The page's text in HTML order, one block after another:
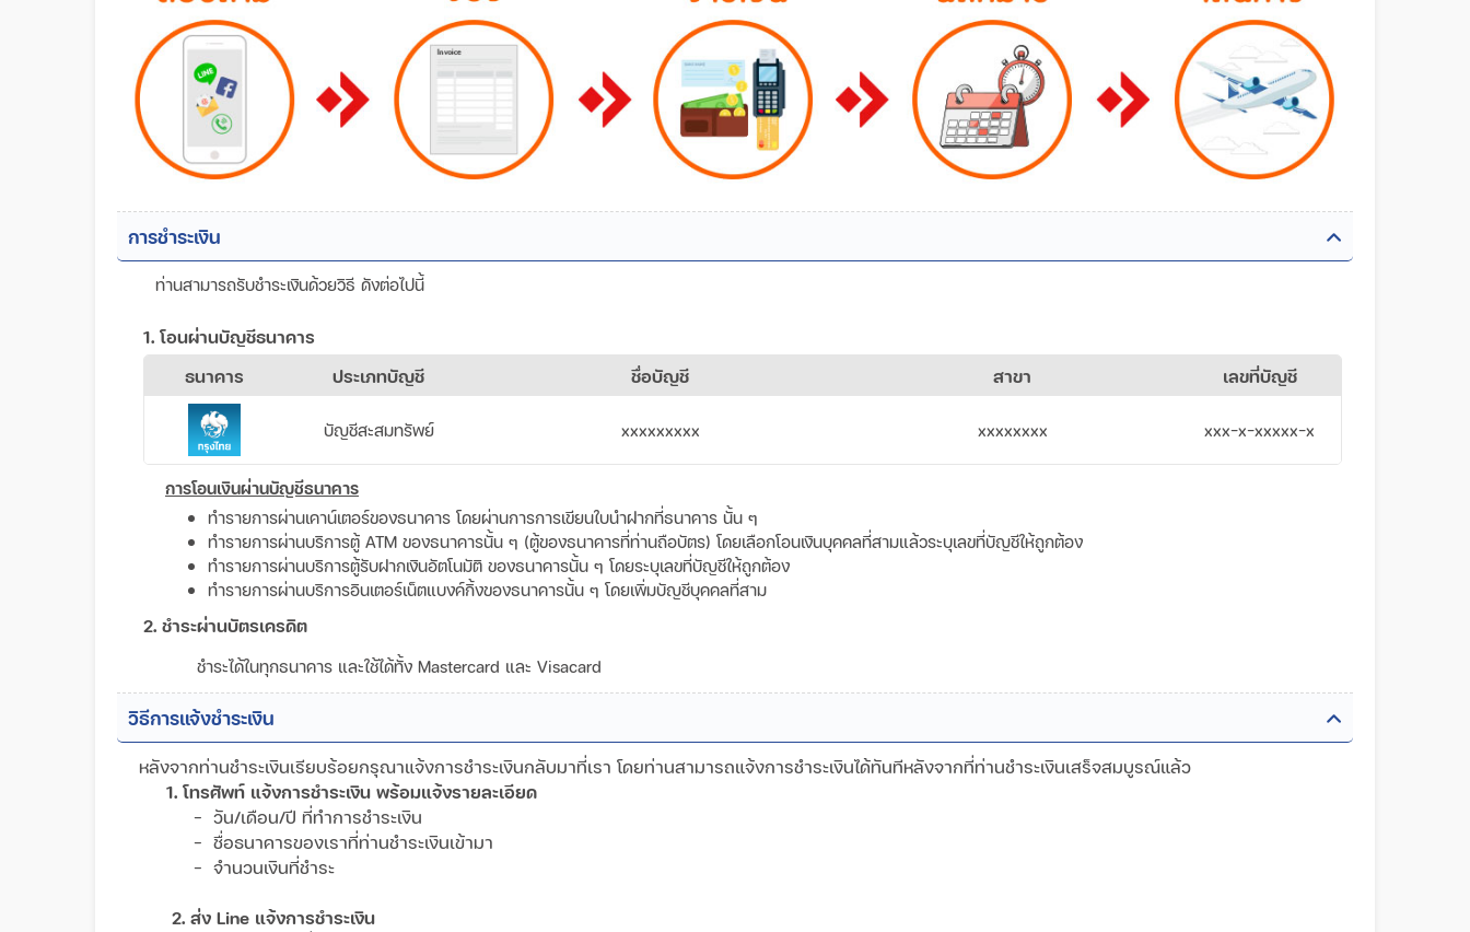
การชำระเงิน
ท่านสามารถรับชำระเงินด้วยวิธี ดังต่อไปนี้
1. โอนผ่านบัญชีธนาคาร
ธนาคาร
ประเภทบัญชี ชื่อบัญชี สาขา เลขที่บัญชี
บัญชีสะสมทรัพย์ xxxxxxxxx xxxxxxxx xxx-x-xxxxx-x
การโอนเงินผ่านบัญชีธนาคาร
ทำรายการผ่านเคาน์เตอร์ของธนาคาร โดยผ่านการการเขียนใบนำฝากที่ธนาคาร นั้น ๆ
ทำรายการผ่านบริการตู้ ATM ของธนาคารนั้น ๆ (ตู้ของธนาคารที่ท่านถือบัตร) โดยเลือกโอนเงินบุคคลที่สามแล้วระบุเลขที่บัญชีให้ถูกต้อง
ทำรายการผ่านบริการตู้รับฝากเงินอัตโนมัติ ของธนาคารนั้น ๆ โดยระบุเลขที่บัญชีให้ถูกต้อง
ทำรายการผ่านบริการอินเตอร์เน็ตแบงค์กิ้งของธนาคารนั้น ๆ โดยเพิ่มบัญชีบุคคลที่สาม
2. ชำระผ่านบัตรเครดิต
ชำระได้ในทุกธนาคาร และใช้ได้ทั้ง Mastercard และ Visacard
วิธีการแจ้งชำระเงิน
หลังจากท่านชำระเงินเรียบร้อยกรุณาแจ้งการชำระเงินกลับมาที่เรา โดยท่านสามารถแจ้งการชำระเงินได้ทันทีหลังจากที่ท่านชำระเงินเสร็จสมบูรณ์แล้ว
1. โทรศัพท์ แจ้งการชำระเงิน พร้อมแจ้งรายละเอียด
- วัน/เดือน/ปี ที่ทำการชำระเงิน
- ชื่อธนาคารของเราที่ท่านชำระเงินเข้ามา
- จำนวนเงินที่ชำระ
2. ส่ง Line แจ้งการชำระเงิน